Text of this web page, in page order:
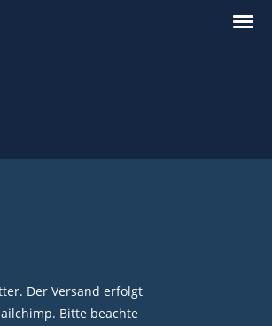
Der Versand erfolgt
Bitte beachte